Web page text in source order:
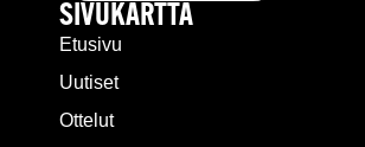
SIVUKARTTA
Etusivu
Uutiset
Ottelut